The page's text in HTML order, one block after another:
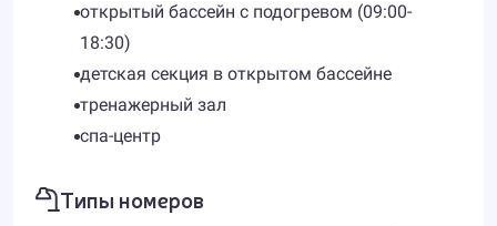
открытый бассейн с подогревом (09:00-
18:30)
детская секция в открытом бассейне
тренажерный зал
спа-центр
Типы номеров